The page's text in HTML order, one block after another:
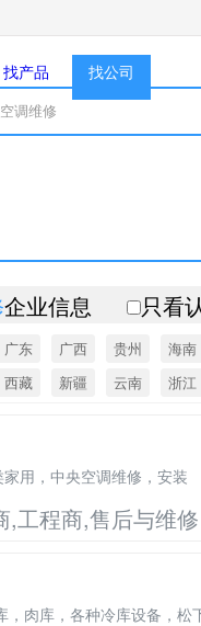
找产品 找公司
企业信息 只看
广东 广西 贵州
海南
西藏 新疆 云南 浙江
用，中央空调维修，安装
,工程商,售后与维修
，肉库，各种冷库设备，